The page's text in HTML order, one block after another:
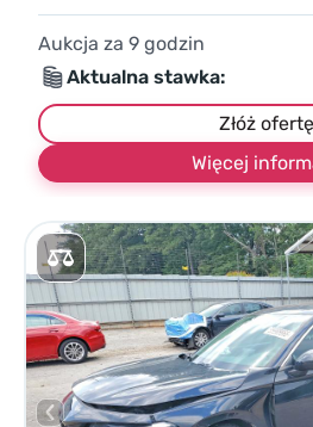
Aukcja za 9 godzin
Aktualna stawka:
Złóż ofertę
Więcej